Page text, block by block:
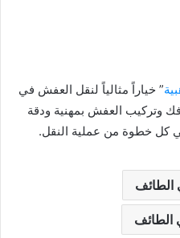
” خياراً مثالياً لنقل العفش في
وتركيب العفش بمهنية ودقة
كل خطوة من عملية النقل.